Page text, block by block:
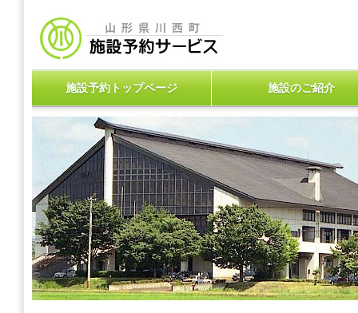
施設予約トップページ 施設のご紹介